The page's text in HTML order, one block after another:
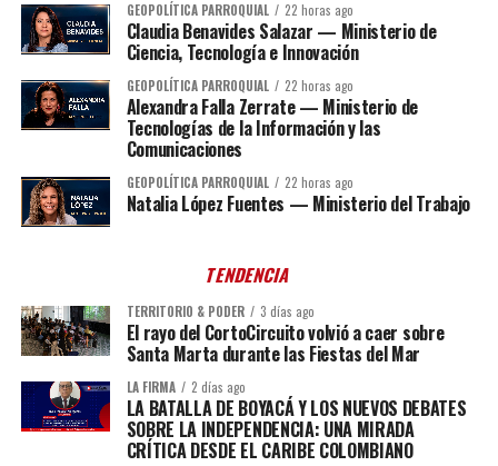
GEOPOLÍTICA PARROQUIAL 22 horas ago
Claudia Benavides Salazar — Ministerio de
Ciencia, Tecnología e Innovación
GEOPOLÍTICA PARROQUIAL 22 horas ago
Alexandra Falla Zerrate — Ministerio de
Tecnologías de la Información y las
Comunicaciones
GEOPOLÍTICA PARROQUIAL 22 horas ago
Natalia López Fuentes — Ministerio del Trabajo
TENDENCIA
TERRITORIO & PODER 3 días ago
El rayo del CortoCircuito volvió a caer sobre
Santa Marta durante las Fiestas del Mar
LA FIRMA 2 días ago
LA BATALLA DE BOYACÁ Y LOS NUEVOS DEBATES
SOBRE LA INDEPENDENCIA: UNA MIRADA
CRÍTICA DESDE EL CARIBE COLOMBIANO